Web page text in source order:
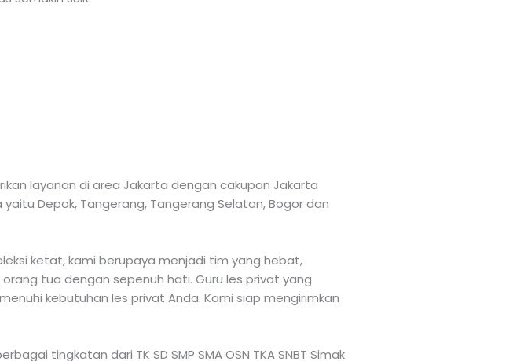
layanan di area Jakarta dengan cakupan Jakarta
Depok, Tangerang, Tangerang Selatan, Bogor dan
ketat, kami berupaya menjadi tim yang hebat,
tua dengan sepenuh hati. Guru les privat yang
kebutuhan les privat Anda. Kami siap mengirimkan
tingkatan dari TK SD SMP SMA OSN TKA SNBT Simak